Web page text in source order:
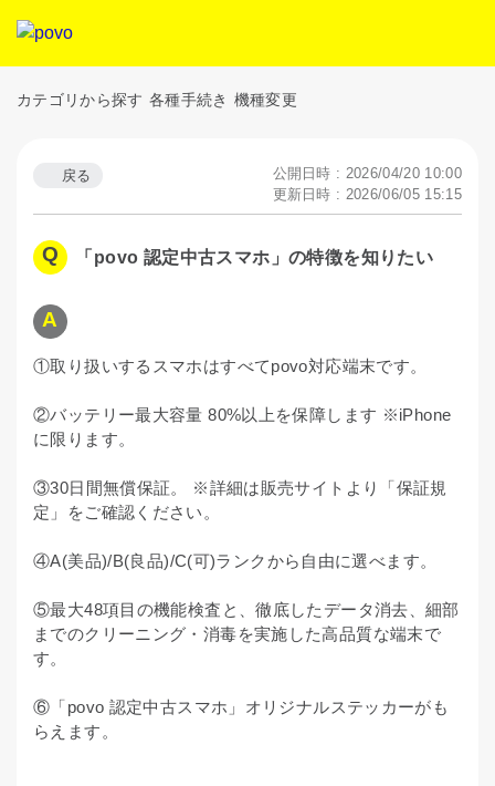
カテゴリから探す 各種手続き 機種変更
戻る
公開日時 : 2026/04/20 10:00
更新日時 : 2026/06/05 15:15
「povo 認定中古スマホ」の特徴を知りたい
①取り扱いするスマホはすべてpovo対応端末です。
②バッテリー最大容量 80%以上を保障します ※iPhone
に限ります。
③30日間無償保証。 ※詳細は販売サイトより「保証規
定」をご確認ください。
④A(美品)/B(良品)/C(可)ランクから自由に選べます。
⑤最大48項目の機能検査と、徹底したデータ消去、細部
までのクリーニング・消毒を実施した高品質な端末で
す。
⑥「povo 認定中古スマホ」オリジナルステッカーがも
らえます。